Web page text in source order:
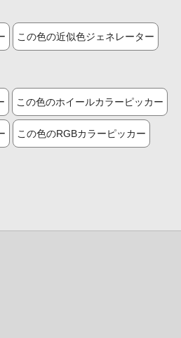
この色の近似色ジェネレーター
この色のホイールカラーピッカー
この色のRGBカラーピッカー